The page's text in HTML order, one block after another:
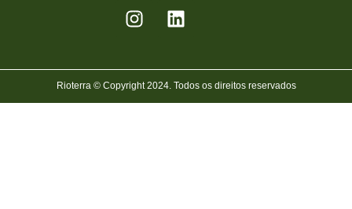
Rioterra © Copyright 2024. Todos os direitos reservados